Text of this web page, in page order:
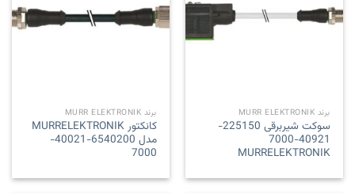
Add to
برند MURR ELEKTRONIK
سوکت شیربرقی 225150-
40921-7000
MURRELEKTRONIK
Add to
wishlist
برند MURR ELEKTRONIK
کانکتور MURRELEKTRONIK
مدل 6540200-40021-
7000